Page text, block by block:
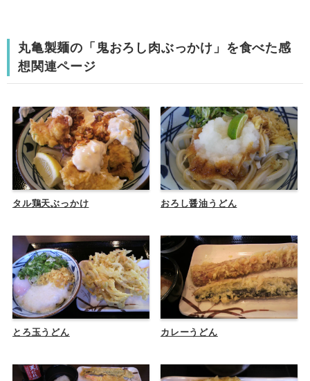
丸亀製麺の「鬼おろし肉ぶっかけ」を食べた感
想関連ページ
タル鶏天ぶっかけ おろし醤油うどん
とろ玉うどん カレーうどん